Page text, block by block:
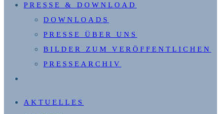
PRESSE & DOWNLOAD
DOWNLOADS
PRESSE ÜBER UNS
BILDER ZUM VERÖFFENTLICHEN
PRESSEARCHIV
UMSCHALTEN
AKTUELLES